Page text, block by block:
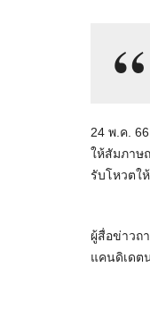
24 พ.ค.
ให้สัมภาษ
รับโหวตใ
ผู้สื่อข่าวถ
แคนดิเดต